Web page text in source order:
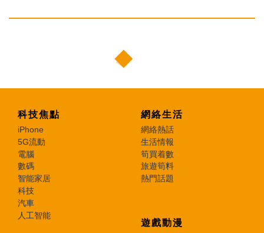
科技焦點
iPhone
5G流動
電腦
數碼
智能家居
科技
汽車
人工智能
網絡生活
網絡熱話
生活情報
筍買着數
旅遊筍料
熱門話題
遊戲動漫